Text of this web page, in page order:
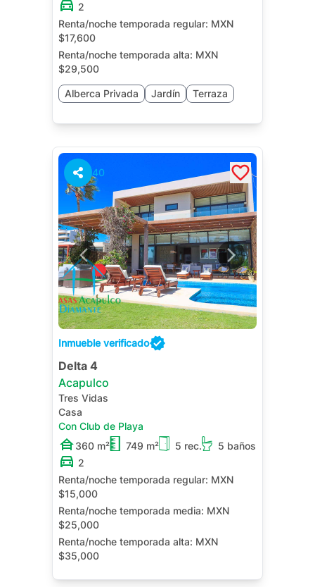
2
Renta/noche temporada regular: MXN
$17,600
Renta/noche temporada alta: MXN
$29,500
Alberca Privada Jardín Terraza
40
Inmueble verificado
Delta 4
Acapulco
Tres Vidas
Casa
Con Club de Playa
360 m²
749 m² 5 rec.
5 baños
2
Renta/noche temporada regular: MXN
$15,000
Renta/noche temporada media: MXN
$25,000
Renta/noche temporada alta: MXN
$35,000
Alberca Privada
Terraza